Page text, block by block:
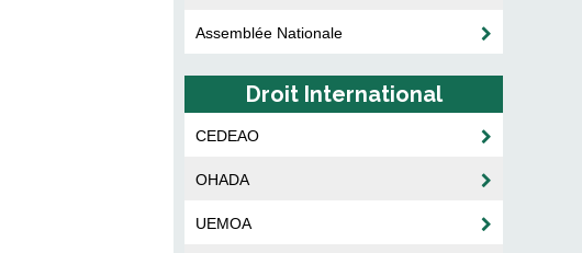
Assemblée Nationale
Droit International
CEDEAO
OHADA
UEMOA